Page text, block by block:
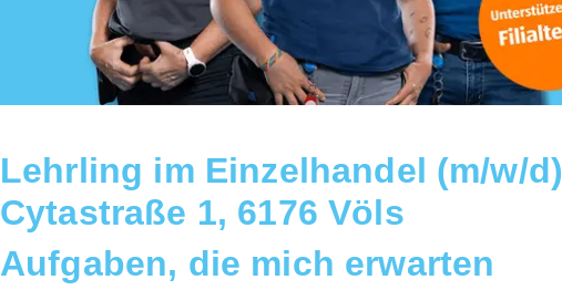
Lehrling im Einzelhandel (m/w/d)
Cytastraße 1, 6176 Völs
Aufgaben, die mich erwarten